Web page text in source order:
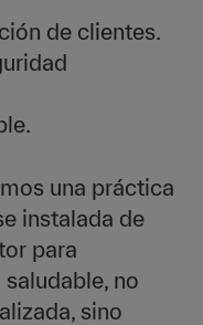
de clientes.
una práctica
instalada de
para
no
sino